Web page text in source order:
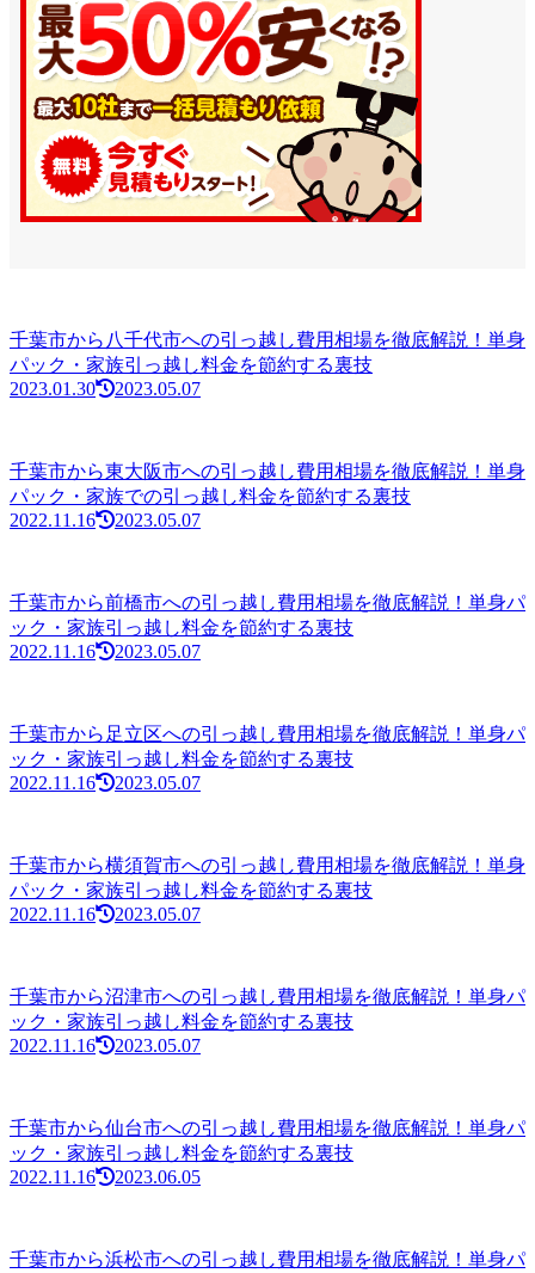
千葉市から八千代市への引っ越し費用相場を徹底解説！単身
パック・家族引っ越し料金を節約する裏技
2023.01.30
2023.05.07
千葉市から東大阪市への引っ越し費用相場を徹底解説！単身
パック・家族での引っ越し料金を節約する裏技
2022.11.16
2023.05.07
千葉市から前橋市への引っ越し費用相場を徹底解説！単身パ
ック・家族引っ越し料金を節約する裏技
2022.11.16
2023.05.07
千葉市から足立区への引っ越し費用相場を徹底解説！単身パ
ック・家族引っ越し料金を節約する裏技
2022.11.16
2023.05.07
千葉市から横須賀市への引っ越し費用相場を徹底解説！単身
パック・家族引っ越し料金を節約する裏技
2022.11.16
2023.05.07
千葉市から沼津市への引っ越し費用相場を徹底解説！単身パ
ック・家族引っ越し料金を節約する裏技
2022.11.16
2023.05.07
千葉市から仙台市への引っ越し費用相場を徹底解説！単身パ
ック・家族引っ越し料金を節約する裏技
2022.11.16
2023.06.05
千葉市から浜松市への引っ越し費用相場を徹底解説！単身パ